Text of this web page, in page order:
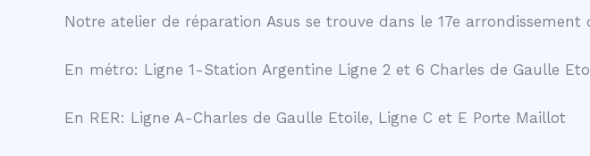
Notre atelier de réparation Asus se trouve dans le 17e
En métro: Ligne 1-Station Argentine Ligne 2 et 6 Charles de Gaulle
En RER: Ligne A-Charles de Gaulle Etoile, Ligne C et E Porte Maillot